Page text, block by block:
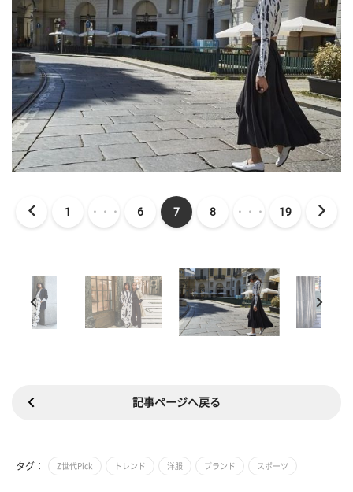
1 ・・・ 6 7 8 ・・・ 19
記事ページへ戻る
タグ： Z世代Pick トレンド 洋服 ブランド スポーツ